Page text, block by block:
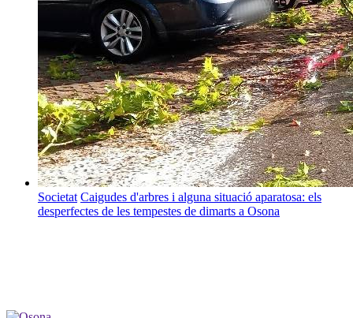
Societat Caigudes d'arbres i alguna situació aparatosa: els
desperfectes de les tempestes de dimarts a Osona